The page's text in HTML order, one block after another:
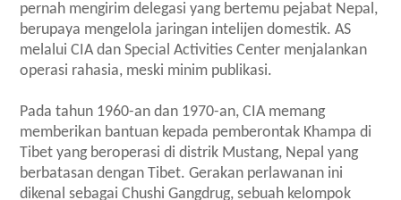
pernah mengirim delegasi yang bertemu pejabat Nepal,
berupaya mengelola jaringan intelijen domestik. AS
melalui CIA dan Special Activities Center menjalankan
operasi rahasia, meski minim publikasi.
Pada tahun 1960-an dan 1970-an, CIA memang
memberikan bantuan kepada pemberontak Khampa di
Tibet yang beroperasi di distrik Mustang, Nepal yang
berbatasan dengan Tibet. Gerakan perlawanan ini
dikenal sebagai Chushi Gangdrug, sebuah kelompok